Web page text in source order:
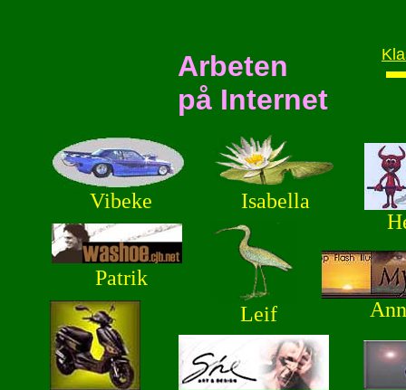
Arbeten
på Internet
Leif
Patrik
Isabella
Vibeke